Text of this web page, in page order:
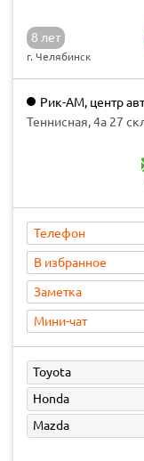
8 лет
г. Челябинск
Рик-АМ, центр
Теннисная, 4а 27
Телефон
В избранное
Заметка
Мини-чат
Toyota
Honda
Mazda